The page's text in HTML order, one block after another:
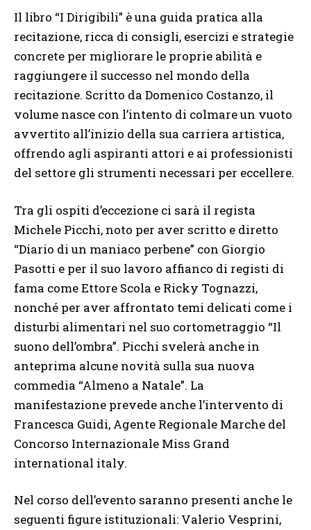
Il libro “I Dirigibili” è una guida pratica alla
recitazione, ricca di consigli, esercizi e strategie
concrete per migliorare le proprie abilità e
raggiungere il successo nel mondo della
recitazione. Scritto da Domenico Costanzo, il
volume nasce con l’intento di colmare un vuoto
avvertito all’inizio della sua carriera artistica,
offrendo agli aspiranti attori e ai professionisti
del settore gli strumenti necessari per eccellere.
Tra gli ospiti d’eccezione ci sarà il regista
Michele Picchi, noto per aver scritto e diretto
“Diario di un maniaco perbene” con Giorgio
Pasotti e per il suo lavoro affianco di registi di
fama come Ettore Scola e Ricky Tognazzi,
nonché per aver affrontato temi delicati come i
disturbi alimentari nel suo cortometraggio “Il
suono dell’ombra”. Picchi svelerà anche in
anteprima alcune novità sulla sua nuova
commedia “Almeno a Natale”. La
manifestazione prevede anche l’intervento di
Francesca Guidi, Agente Regionale Marche del
Concorso Internazionale Miss Grand
international italy.
Nel corso dell’evento saranno presenti anche le
seguenti figure istituzionali: Valerio Vesprini,